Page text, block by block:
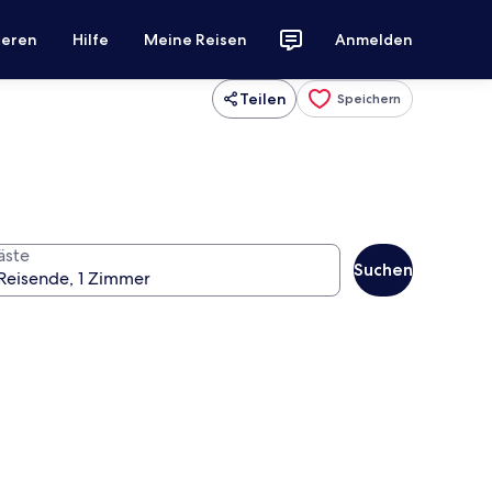
Hilfe Meine Reisen Anmelden
Teilen Speichern
Suchen